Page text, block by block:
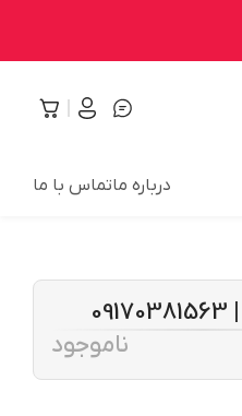
درباره ماتماس با ما
ناموجود